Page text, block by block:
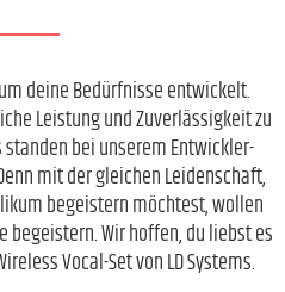
deine Bedürfnisse entwickelt.
Leistung und Zuverlässigkeit zu
bei unserem Entwickler-
mit der gleichen Leidenschaft,
begeistern möchtest, wollen
begeistern. Wir hoffen, du liebst es
Vocal-Set von LD Systems.